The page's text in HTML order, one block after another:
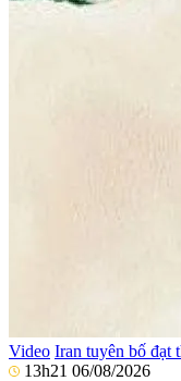
Video Iran tuyên bố đạt
13h21 06/08/2026